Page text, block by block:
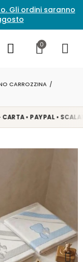
Gli ordini saranno
0
CARROZZINA
• PAYPAL • SCALAPAY